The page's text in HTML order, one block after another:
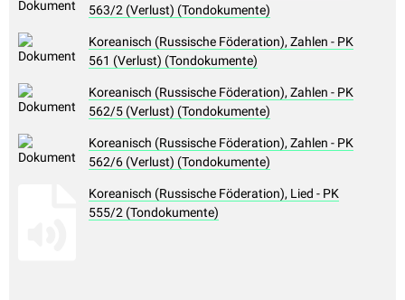
563/2 (Verlust) (Tondokumente)
Koreanisch (Russische Föderation), Zahlen - PK
561 (Verlust) (Tondokumente)
Koreanisch (Russische Föderation), Zahlen - PK
562/5 (Verlust) (Tondokumente)
Koreanisch (Russische Föderation), Zahlen - PK
562/6 (Verlust) (Tondokumente)
Koreanisch (Russische Föderation), Lied - PK
555/2 (Tondokumente)